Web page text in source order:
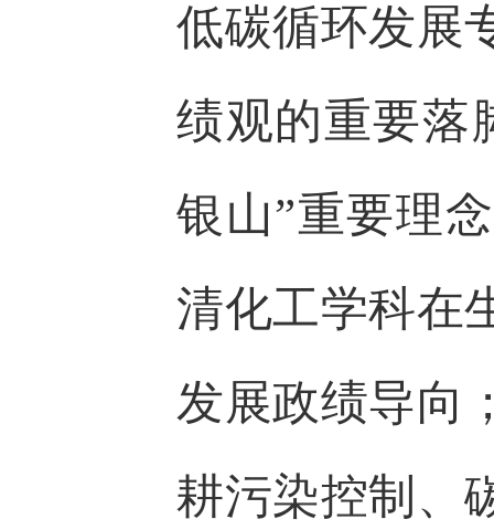
低碳循环发展
绩观的重要落
银山”重要理
清化工学科在
发展政绩导向
耕污染控制、